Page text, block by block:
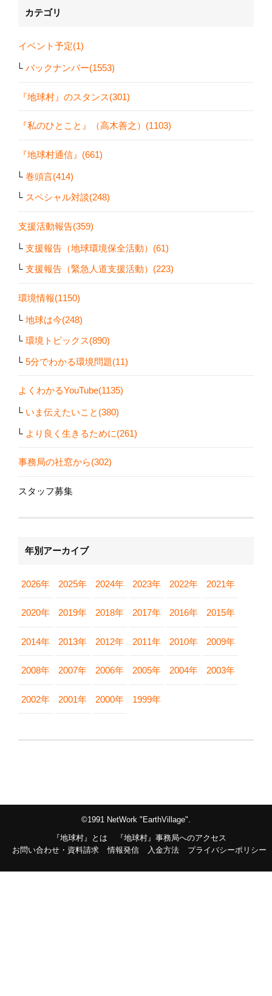
カテゴリ
イベント予定(1)
バックナンバー(1553)
『地球村』のスタンス(301)
『私のひとこと』（高木善之）(1103)
『地球村通信』(661)
巻頭言(414)
スペシャル対談(248)
支援活動報告(359)
支援報告（地球環境保全活動）(61)
支援報告（緊急人道支援活動）(223)
環境情報(1150)
地球は今(248)
環境トピックス(890)
5分でわかる環境問題(11)
よくわかるYouTube(1135)
いま伝えたいこと(380)
より良く生きるために(261)
事務局の社窓から(302)
スタッフ募集
年別アーカイブ
2026年 2025年 2024年 2023年 2022年 2021年
2020年 2019年 2018年 2017年 2016年 2015年
2014年 2013年 2012年 2011年 2010年 2009年
2008年 2007年 2006年 2005年 2004年 2003年
2002年 2001年 2000年 1999年
©1991 NetWork "EarthVillage".
『地球村』とは
『地球村』事務局へのアクセス
お問い合わせ・資料請求
情報発信 入金方法 プライバシーポリシー